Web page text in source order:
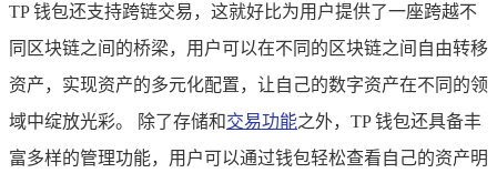
TP 钱包还支持跨链交易，这就好比为用户提供了一座跨越不
同区块链之间的桥梁，用户可以在不同的区块链之间自由转移
资产，实现资产的多元化配置，让自己的数字资产在不同的领
域中绽放光彩。 除了存储和交易功能之外，TP 钱包还具备丰
富多样的管理功能，用户可以通过钱包轻松查看自己的资产明